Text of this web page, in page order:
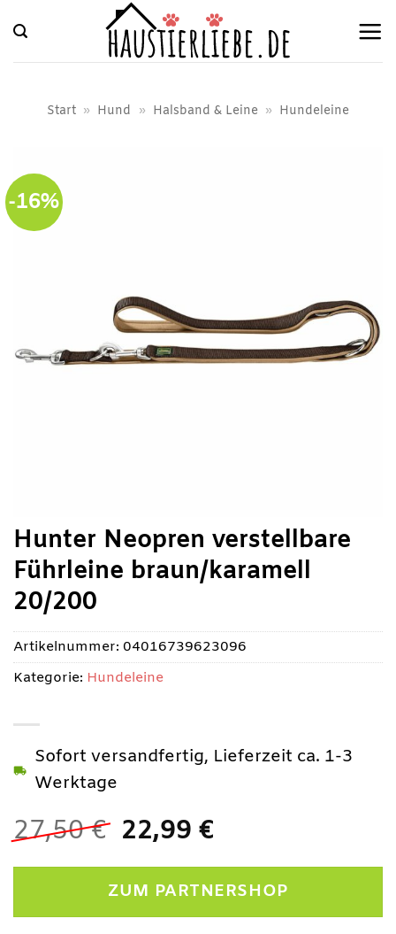
Inhalt
springen
Start » Hund » Halsband & Leine » Hundeleine
-16%
Hunter Neopren verstellbare
Führleine braun/karamell
20/200
27,50€ Ursprünglicher
war:
27,50 €
22,99 €Aktueller
ist:
22,99 €.
Sofort versandfertig, Lieferzeit ca. 1-3
Werktage
ZUM PARTNERSHOP
Artikelnummer: 04016739623096
Kategorie: Hundeleine